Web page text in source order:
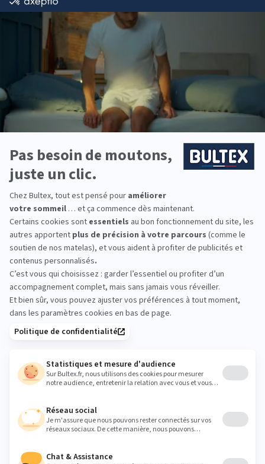
Pourquoi choisir Bultex
comme literie ?
Bultex est la marque la plus détenue par les
Français* et s’appuie sur un savoir‑faire reconnu.
Les matériaux exclusifs de la marque visent un
confort stable, nuit après nuit.
Plusieurs niveaux de fermeté sont proposés afin
de correspondre à chaque dormeur. En associant
votre matelas au sommier adapté, vous optimisez
le soutien et l’aération.
Pour équiper toute la famille, vous trouverez des
solutions pour adultes, enfants et couchages
d’appoint, avec des tailles et conforts variés selon
les besoins.
*Marque la plus détenue : 18 599 personnes
interrogées de février 2019 à mars 2025. Institut
CONFORAMA NANCY 2
FLEVILLE : essayez avant
d’acheter
Venez comparer les sensations directement en
magasin. Allongez‑vous, testez plusieurs fermetés
et prenez quelques minutes sur chaque matelas
pour choisir en toute sérénité.
Lundi 10:00 - 19:30
Mercredi 10:00 - 19:30
Vendredi 10:00 - 19:30